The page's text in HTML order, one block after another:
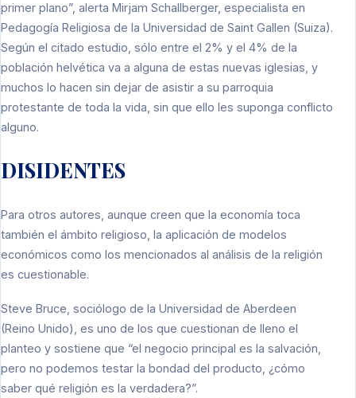
primer plano”, alerta Mirjam Schallberger, especialista en
Pedagogía Religiosa de la Universidad de Saint Gallen (Suiza).
Según el citado estudio, sólo entre el 2% y el 4% de la
población helvética va a alguna de estas nuevas iglesias, y
muchos lo hacen sin dejar de asistir a su parroquia
protestante de toda la vida, sin que ello les suponga conflicto
alguno.
DISIDENTES
Para otros autores, aunque creen que la economía toca
también el ámbito religioso, la aplicación de modelos
económicos como los mencionados al análisis de la religión
es cuestionable.
Steve Bruce, sociólogo de la Universidad de Aberdeen
(Reino Unido), es uno de los que cuestionan de lleno el
planteo y sostiene que “el negocio principal es la salvación,
pero no podemos testar la bondad del producto, ¿cómo
saber qué religión es la verdadera?”.